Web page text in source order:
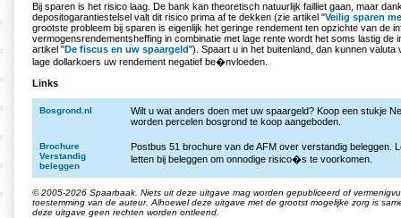
Bij sparen is het risico laag. De bank kan theoretisch natuurlijk failliet gaan, maar
depositogarantiestelsel valt dit risico prima af te dekken (zie artikel "Veilig sparen
grootste probleem bij sparen is eigenlijk het geringe rendement ten opzichte van de
vermogensrendementsheffing in combinatie met lage rente wordt het soms lastig de
artikel "De fiscus en uw spaargeld"). Spaart u in het buitenland, dan kunnen valuta
lage dollarkoers uw rendement negatief be�nvloeden.
Links
Bosgrond.nl
Wilt u wat anders doen met uw spaargeld? Koop een stukje
worden percelen bosgrond te koop aangeboden.
Brochure
Verstandig
beleggen
Postbus 51 brochure van de AFM over verstandig beleggen.
letten bij beleggen om onnodige risico�s te voorkomen.
© 2005-2026 Spaarbaak. Niets uit deze uitgave mag worden gepubliceerd of
toestemming van de auteur. Alhoewel deze uitgave met de grootst mogelijke zorg is
deze uitgave geen rechten worden ontleend.